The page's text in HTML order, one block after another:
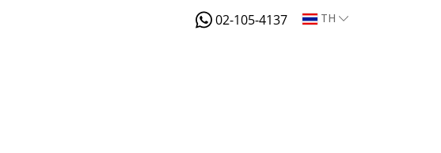
02-105-4137 TH